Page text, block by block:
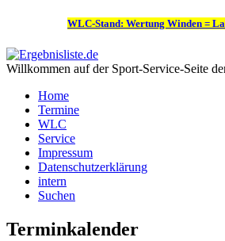
WLC-Stand: Wertung Winden =
Willkommen auf der Sport-Service-Seite
Home
Termine
WLC
Service
Impressum
Datenschutzerklärung
intern
Suchen
Terminkalender